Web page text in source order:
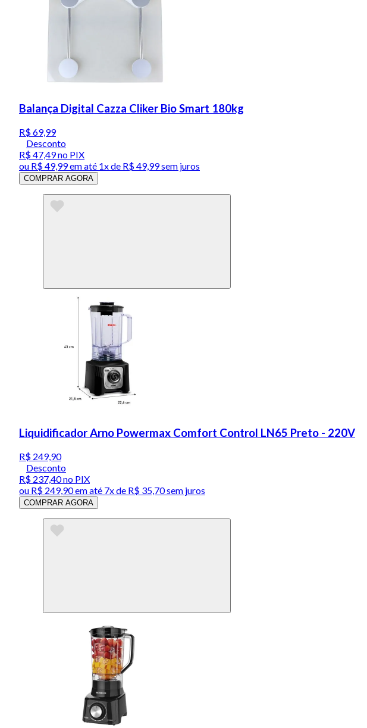
Balança Digital Cazza Cliker Bio Smart 180kg
R$ 69,99
Desconto
R$ 47,49no PIX
ou R$ 49,99em até 1x de R$ 49,99sem juros
COMPRAR AGORA
Liquidificador Arno Powermax Comfort Control LN65 Preto - 220V
R$ 249,90
Desconto
R$ 237,40no PIX
ou R$ 249,90em até 7x de R$ 35,70 sem juros
COMPRAR AGORA